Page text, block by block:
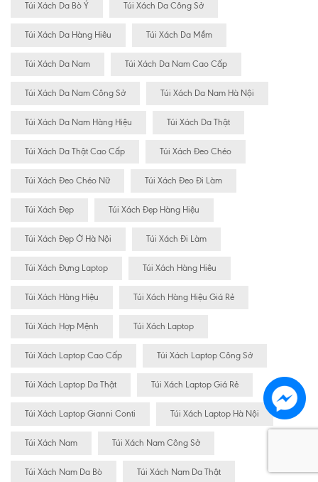
Túi Xách Da Bò Ý Túi Xách Da Công Sở
Túi Xách Da Hàng Hiêu Túi Xách Da Mềm
Túi Xách Da Nam Túi Xách Da Nam Cao Cấp
Túi Xách Da Nam Công Sở Túi Xách Da Nam Hà Nội
Túi Xách Da Nam Hàng Hiệu Túi Xách Da Thật
Túi Xách Da Thật Cao Cấp Túi Xách Đeo Chéo
Túi Xách Đeo Chéo Nữ Túi Xách Đeo Đi Làm
Túi Xách Đẹp Túi Xách Đẹp Hàng Hiệu
Túi Xách Đẹp Ở Hà Nội Túi Xách Đi Làm
Túi Xách Đựng Laptop Túi Xách Hàng Hiêu
Túi Xách Hàng Hiệu Túi Xách Hàng Hiệu Giá Rẻ
Túi Xách Hợp Mệnh Túi Xách Laptop
Túi Xách Laptop Cao Cấp Túi Xách Laptop Công Sở
Túi Xách Laptop Da Thật Túi Xách Laptop Giá Rẻ
Túi Xách Laptop Gianni Conti Túi Xách Laptop Hà Nội
Túi Xách Nam Túi Xách Nam Công Sở
Túi Xách Nam Da Bò Túi Xách Nam Da Thật